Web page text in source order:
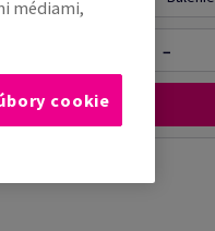
−
médiami,
cookie